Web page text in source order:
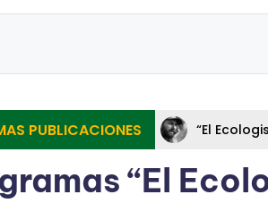
PUBLICACIONES “El
“El